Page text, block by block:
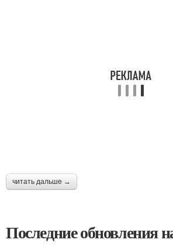
читать дальше →
Последние обновления